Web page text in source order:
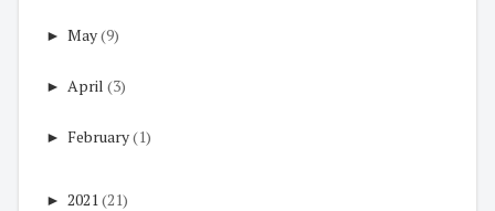
► May(9)
► April (3)
► February(1)
► 2021 (21)